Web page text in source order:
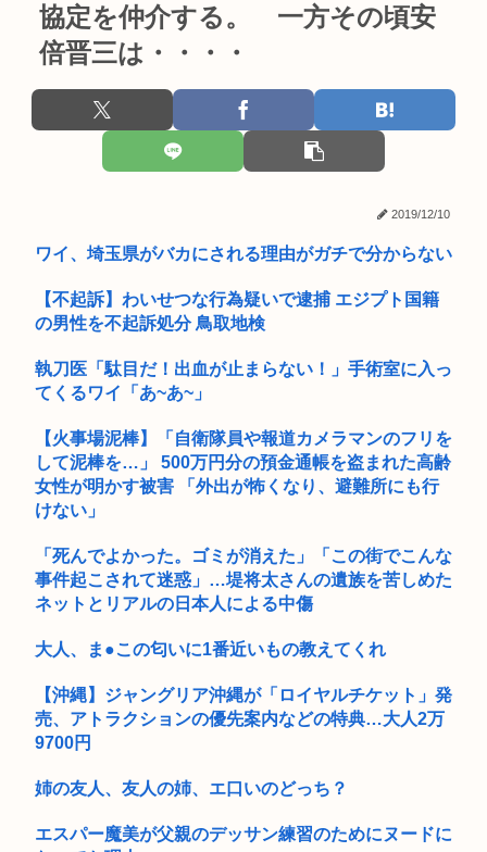
「わしは大家さんだから」「私も大家さん」「おいらも」「わ
しもじゃ...
愛国保守「日本人を減らし海外投資の利益でBIやって日本人は
なんだか『一般人』がどんどん貧しくなってない？いい加減、
ロシア軍、キエフ州にある物流倉庫総面積の50%以上を破壊し
【朗報】本田望結、久しぶりにセクシー投稿！やっぱりお胸が
でかかっ...
インドネシアに「ドラえもん」が16人いることが判明
【超画像】発達障害の封筒の開け方がヤバすぎるwww
イナゴライダーとかいう今の35歳~40歳くらいの男しか知らな
生逮捕
大学教授「勉強もスポーツも親の収入で決まる。環境がないと
出来るわ...
母が兄一家にお米を送ってる。それを兄嫁がご近所さんに売っ
てた。私...
⚠WARNING!!⚠生成AIが「新ウイルス」設計 細菌内で増殖...
早稲田大学「学生の皆さん、近隣飲食店での無銭飲食はやめて
竹田天皇、小学生に「Snow Manに女がいたらSnow Man...
国税局職員（25）、税務調査で知り合った納税者の自宅に出入
と話題に
協定を仲介する。 一方その頃安
倍晋三は・・・・
2019/12/10
ワイ、埼玉県がバカにされる理由がガチで分からない
【不起訴】わいせつな行為疑いで逮捕 エジプト国籍
の男性を不起訴処分 鳥取地検
執刀医「駄目だ！出血が止まらない！」手術室に入っ
てくるワイ「あ~あ~」
【火事場泥棒】「自衛隊員や報道カメラマンのフリを
して泥棒を…」 500万円分の預金通帳を盗まれた高齢
女性が明かす被害 「外出が怖くなり、避難所にも行
けない」
「死んでよかった。ゴミが消えた」「この街でこんな
事件起こされて迷惑」…堤将太さんの遺族を苦しめた
ネットとリアルの日本人による中傷
大人、ま●この匂いに1番近いもの教えてくれ
【沖縄】ジャングリア沖縄が「ロイヤルチケット」発
売、アトラクションの優先案内などの特典…大人2万
9700円
姉の友人、友人の姉、エ口いのどっち？
エスパー魔美が父親のデッサン練習のためにヌードに